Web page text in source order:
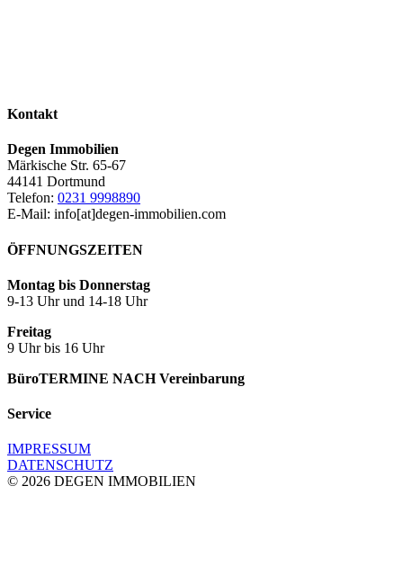
Kontakt
Degen Immobilien
Märkische Str. 65-67
44141 Dortmund
Telefon: 0231 9998890
E-Mail: info[at]degen-immobilien.com
ÖFFNUNGSZEITEN
Montag bis Donnerstag
9-13 Uhr und 14-18 Uhr
Freitag
9 Uhr bis 16 Uhr
BüroTERMINE NACHVereinbarung
Service
IMPRESSUM
DATENSCHUTZ
© 2026 DEGEN IMMOBILIEN